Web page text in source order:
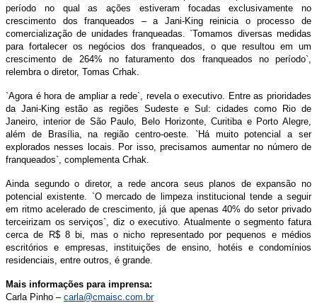
período no qual as ações estiveram focadas exclusivamente no
crescimento dos franqueados – a Jani-King reinicia o processo de
comercialização de unidades franqueadas. `Tomamos diversas medidas
para fortalecer os negócios dos franqueados, o que resultou em um
crescimento de 264% no faturamento dos franqueados no período`,
relembra o diretor, Tomas Crhak.
`Agora é hora de ampliar a rede`, revela o executivo. Entre as prioridades
da Jani-King estão as regiões Sudeste e Sul: cidades como Rio de
Janeiro, interior de São Paulo, Belo Horizonte, Curitiba e Porto Alegre,
além de Brasília, na região centro-oeste. `Há muito potencial a ser
explorados nesses locais. Por isso, precisamos aumentar no número de
franqueados`, complementa Crhak.
Ainda segundo o diretor, a rede ancora seus planos de expansão no
potencial existente. `O mercado de limpeza institucional tende a seguir
em ritmo acelerado de crescimento, já que apenas 40% do setor privado
terceirizam os serviços`, diz o executivo. Atualmente o segmento fatura
cerca de R$ 8 bi, mas o nicho representado por pequenos e médios
escritórios e empresas, instituições de ensino, hotéis e condomínios
residenciais, entre outros, é grande.
Mais informações para imprensa:
Carla Pinho – carla@cmaisc.com.br